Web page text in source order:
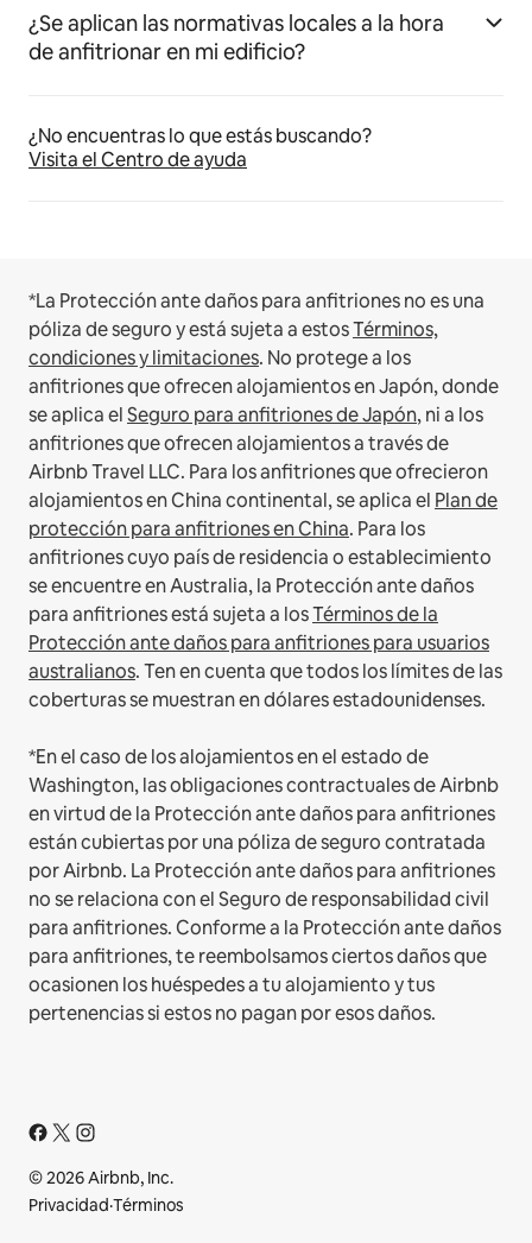
¿Se aplican las normativas locales a la hora
de anfitrionar en mi edificio?
¿No encuentras lo que estás buscando?
Visita el Centro de ayuda
*La Protección ante daños para anfitriones no es una
póliza de seguro y está sujeta a estosTérminos,
condiciones y limitaciones. No protege a los
anfitriones que ofrecen alojamientos en Japón, donde
se aplica elSeguro para anfitriones de Japón, ni a los
anfitriones que ofrecen alojamientos a través de
Airbnb Travel LLC. Para los anfitriones que ofrecieron
alojamientos en China continental, se aplica el Plan de
protección para anfitriones en China. Para los
anfitriones cuyo país de residencia o establecimiento
se encuentre en Australia, la Protección ante daños
para anfitriones está sujeta a losTérminos de la
Protección ante daños para anfitriones para usuarios
australianos. Ten en cuenta que todos los límites de las
coberturas se muestran en dólares estadounidenses.
*En el caso de los alojamientos en el estado de
Washington, las obligaciones contractuales de Airbnb
en virtud de la Protección ante daños para anfitriones
están cubiertas por una póliza de seguro contratada
por Airbnb. La Protección ante daños para anfitriones
no se relaciona con el Seguro de responsabilidad civil
para anfitriones. Conforme a la Protección ante daños
para anfitriones, te reembolsamos ciertos daños que
ocasionen los huéspedes a tu alojamiento y tus
pertenencias si estos no pagan por esos daños.
© 2026 Airbnb, Inc.
Privacidad·Términos